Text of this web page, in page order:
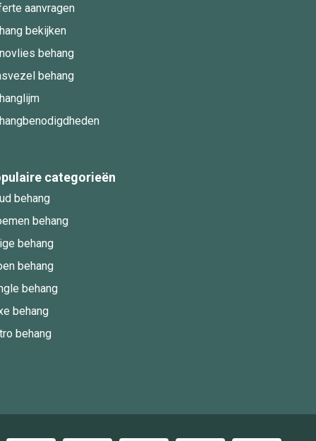
aanvragen
bekijken
behang
behang
categorieën
behang
behang
behang
behang
behang
behang
behang